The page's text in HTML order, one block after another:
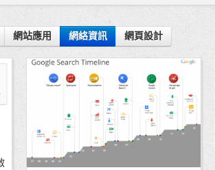
網站應用 網絡資訊 網頁設計